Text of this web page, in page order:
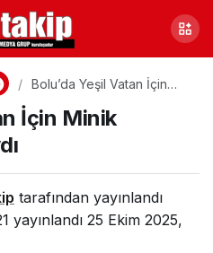
Bolu’da Yeşil Vatan İçin
İçin Minik
tarafından yayınlandı
yayınlandı 25 Ekim 2025,
Paylaş